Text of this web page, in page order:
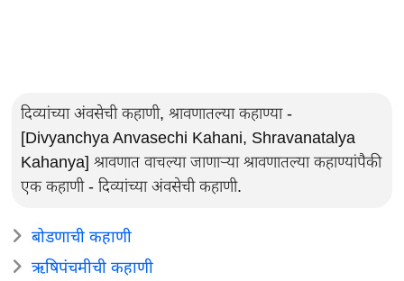
दिव्यांच्या अंवसेची कहाणी, श्रावणातल्या कहाण्या -
[Divyanchya Anvasechi Kahani, Shravanatalya
Kahanya] श्रावणात वाचल्या जाणाऱ्या श्रावणातल्या कहाण्यांपैकी
एक कहाणी - दिव्यांच्या अंवसेची कहाणी.
बोडणाची कहाणी
ऋषिपंचमीची कहाणी